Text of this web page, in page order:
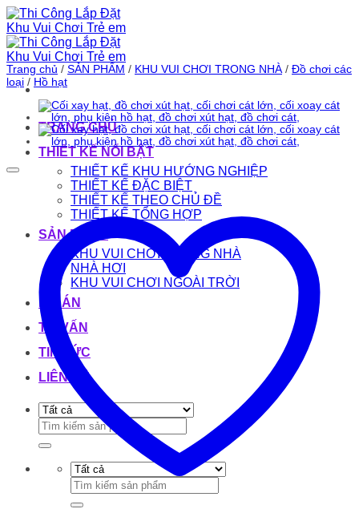
Bỏ
qua
nội
dung
TRANG CHỦ
THIẾT KẾ NỔI BẬT
THIẾT KẾ KHU HƯỚNG NGHIỆP
THIẾT KẾ ĐẶC BIỆT
THIẾT KẾ THEO CHỦ ĐỀ
THIẾT KẾ TỔNG HỢP
SẢN PHẨM
KHU VUI CHƠI TRONG NHÀ
NHÀ HƠI
KHU VUI CHƠI NGOÀI TRỜI
DỰ ÁN
TƯ VẤN
TIN TỨC
LIÊN HỆ
Tìm
kiếm:
Tìm
kiếm:
Trang chủ / SẢN PHẨM / KHU VUI CHƠI TRONG NHÀ / Đồ chơi các
loại / Hồ hạt